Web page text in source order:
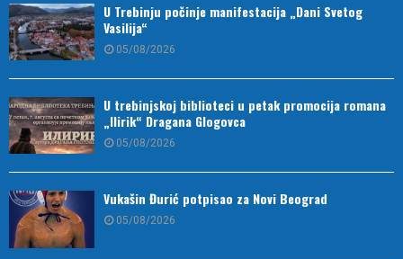
U Trebinju počinje manifestacija „Dani Svetog
Vasilija“
05/08/2026
U trebinjskoj biblioteci u petak promocija romana
„Ilirik“ Dragana Glogovca
05/08/2026
Vukašin Đurić potpisao za Novi Beograd
05/08/2026